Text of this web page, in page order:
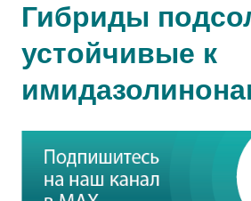
Гибриды
устойчивые к